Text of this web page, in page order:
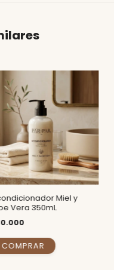
Miel y
Vera 350mL